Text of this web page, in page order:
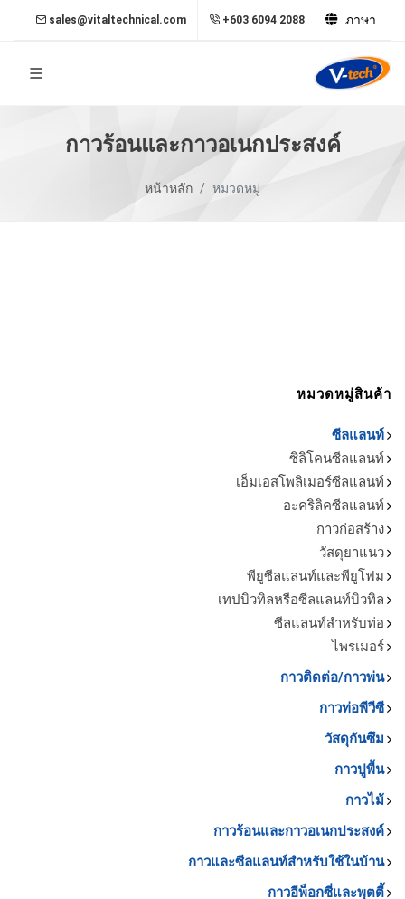
sales@vitaltechnical.com +603 6094 2088 ภาษา
กาวร้อนและกาวอเนกประสงค์
หน้าหลัก หมวดหมู่
หมวดหมู่สินค้า
ซีลแลนท์
ซิลิโคนซีลแลนท์
เอ็มเอสโพลิเมอร์ซีลแลนท์
อะคริลิคซีลแลนท์
กาวก่อสร้าง
วัสดุยาแนว
พียูซีลแลนท์และพียูโฟม
เทปบิวทิลหรือซีลแลนท์บิวทิล
ซีลแลนท์สำหรับท่อ
ไพรเมอร์
กาวติดต่อ/กาวพ่น
กาวท่อพีวีซี
วัสดุกันซึม
กาวปูพื้น
กาวไม้
กาวร้อนและกาวอเนกประสงค์
กาวและซีลแลนท์สำหรับใช้ในบ้าน
กาวอีพ็อกซี่และพุตตี้